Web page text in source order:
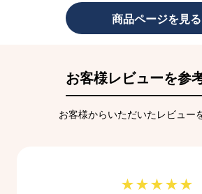
商品ページを見る
お客様レビューを参
お客様からいただいたレビュー
★★★★★